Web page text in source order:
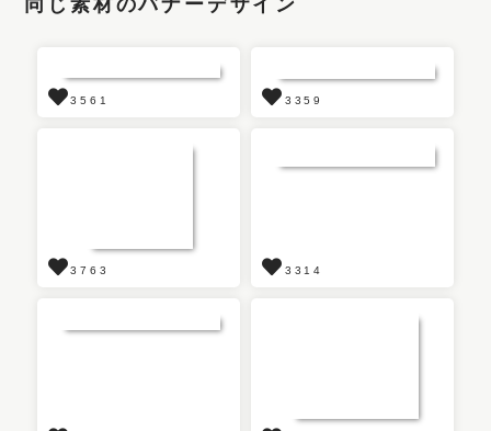
3561 3359
3763 3314